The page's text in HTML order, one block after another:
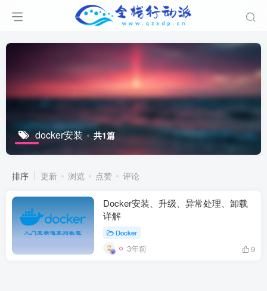
docker安装 共1篇
排序 更新 浏览 点赞 评论
Docker安装、升级、异常处理、卸载
详解
Docker
3年前 9